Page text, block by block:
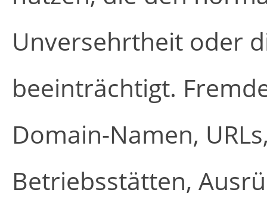
Unversehrtheit oder
beeinträchtigt.
Domain-Namen,
Betriebsstätten,